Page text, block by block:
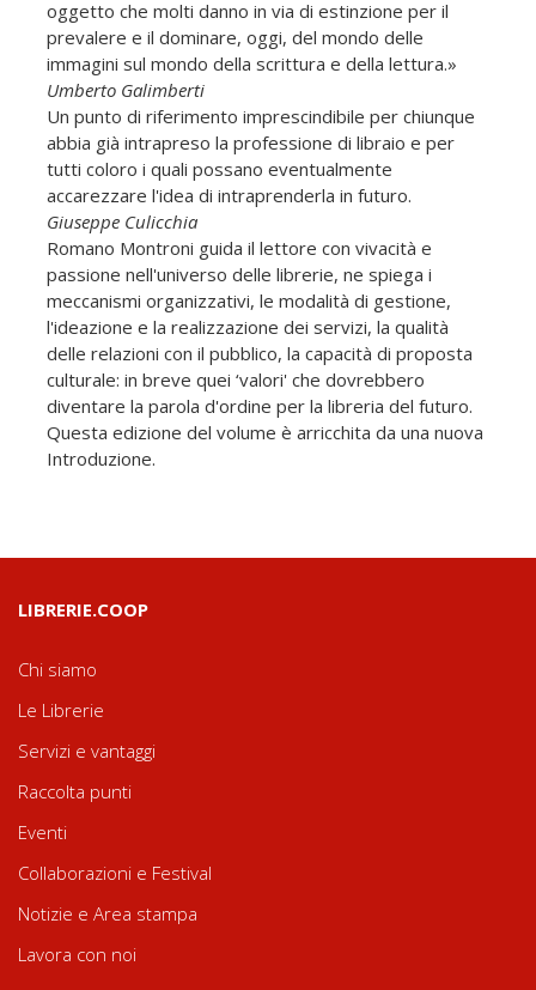
oggetto che molti danno in via di estinzione per il
prevalere e il dominare, oggi, del mondo delle
immagini sul mondo della scrittura e della lettura.»
Umberto Galimberti
Un punto di riferimento imprescindibile per chiunque
abbia già intrapreso la professione di libraio e per
tutti coloro i quali possano eventualmente
accarezzare l'idea di intraprenderla in futuro.
Giuseppe Culicchia
Romano Montroni guida il lettore con vivacità e
passione nell'universo delle librerie, ne spiega i
meccanismi organizzativi, le modalità di gestione,
l'ideazione e la realizzazione dei servizi, la qualità
delle relazioni con il pubblico, la capacità di proposta
culturale: in breve quei ‘valori' che dovrebbero
diventare la parola d'ordine per la libreria del futuro.
Questa edizione del volume è arricchita da una nuova
Introduzione.
LIBRERIE.COOP
Chi siamo
Le Librerie
Servizi e vantaggi
Raccolta punti
Eventi
Collaborazioni e Festival
Notizie e Area stampa
Lavora con noi